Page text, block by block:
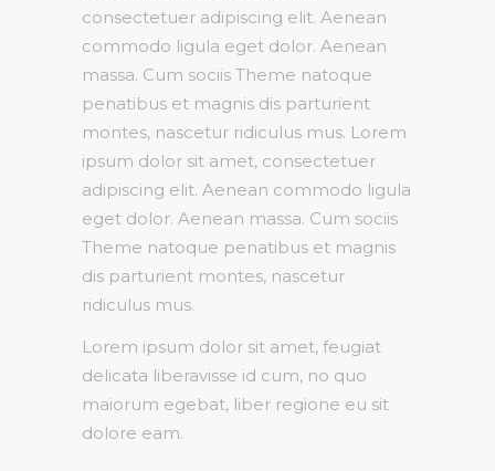
consectetuer adipiscing elit. Aenean
commodo ligula eget dolor. Aenean
massa. Cum sociis Theme natoque
penatibus et magnis dis parturient
montes, nascetur ridiculus mus. Lorem
ipsum dolor sit amet, consectetuer
adipiscing elit. Aenean commodo ligula
eget dolor. Aenean massa. Cum sociis
Theme natoque penatibus et magnis
dis parturient montes, nascetur
ridiculus mus.
Lorem ipsum dolor sit amet, feugiat
delicata liberavisse id cum, no quo
maiorum egebat, liber regione eu sit
dolore eam.